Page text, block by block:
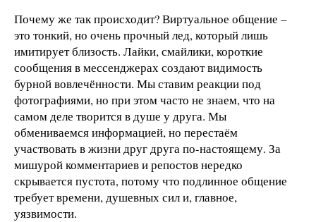
Почему же так происходит? Виртуальное общение –
это тонкий, но очень прочный лед, который лишь
имитирует близость. Лайки, смайлики, короткие
сообщения в мессенджерах создают видимость
бурной вовлечённости. Мы ставим реакции под
фотографиями, но при этом часто не знаем, что на
самом деле творится в душе у друга. Мы
обмениваемся информацией, но перестаём
участвовать в жизни друг друга по-настоящему. За
мишурой комментариев и репостов нередко
скрывается пустота, потому что подлинное общение
требует времени, душевных сил и, главное,
уязвимости.